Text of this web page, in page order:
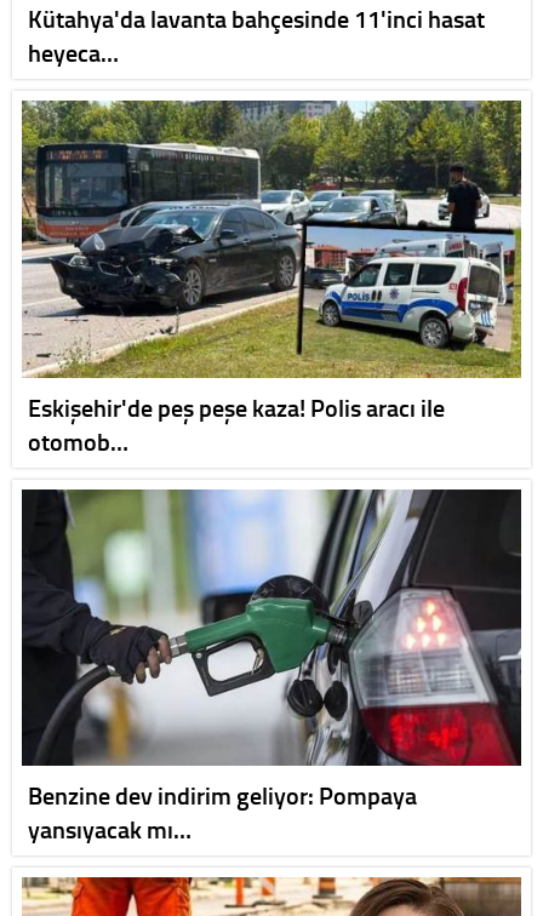
Kütahya'da lavanta bahçesinde 11'inci hasat
heyeca…
Eskişehir'de peş peşe kaza! Polis aracı ile
otomob…
Benzine dev indirim geliyor: Pompaya
yansıyacak mı…